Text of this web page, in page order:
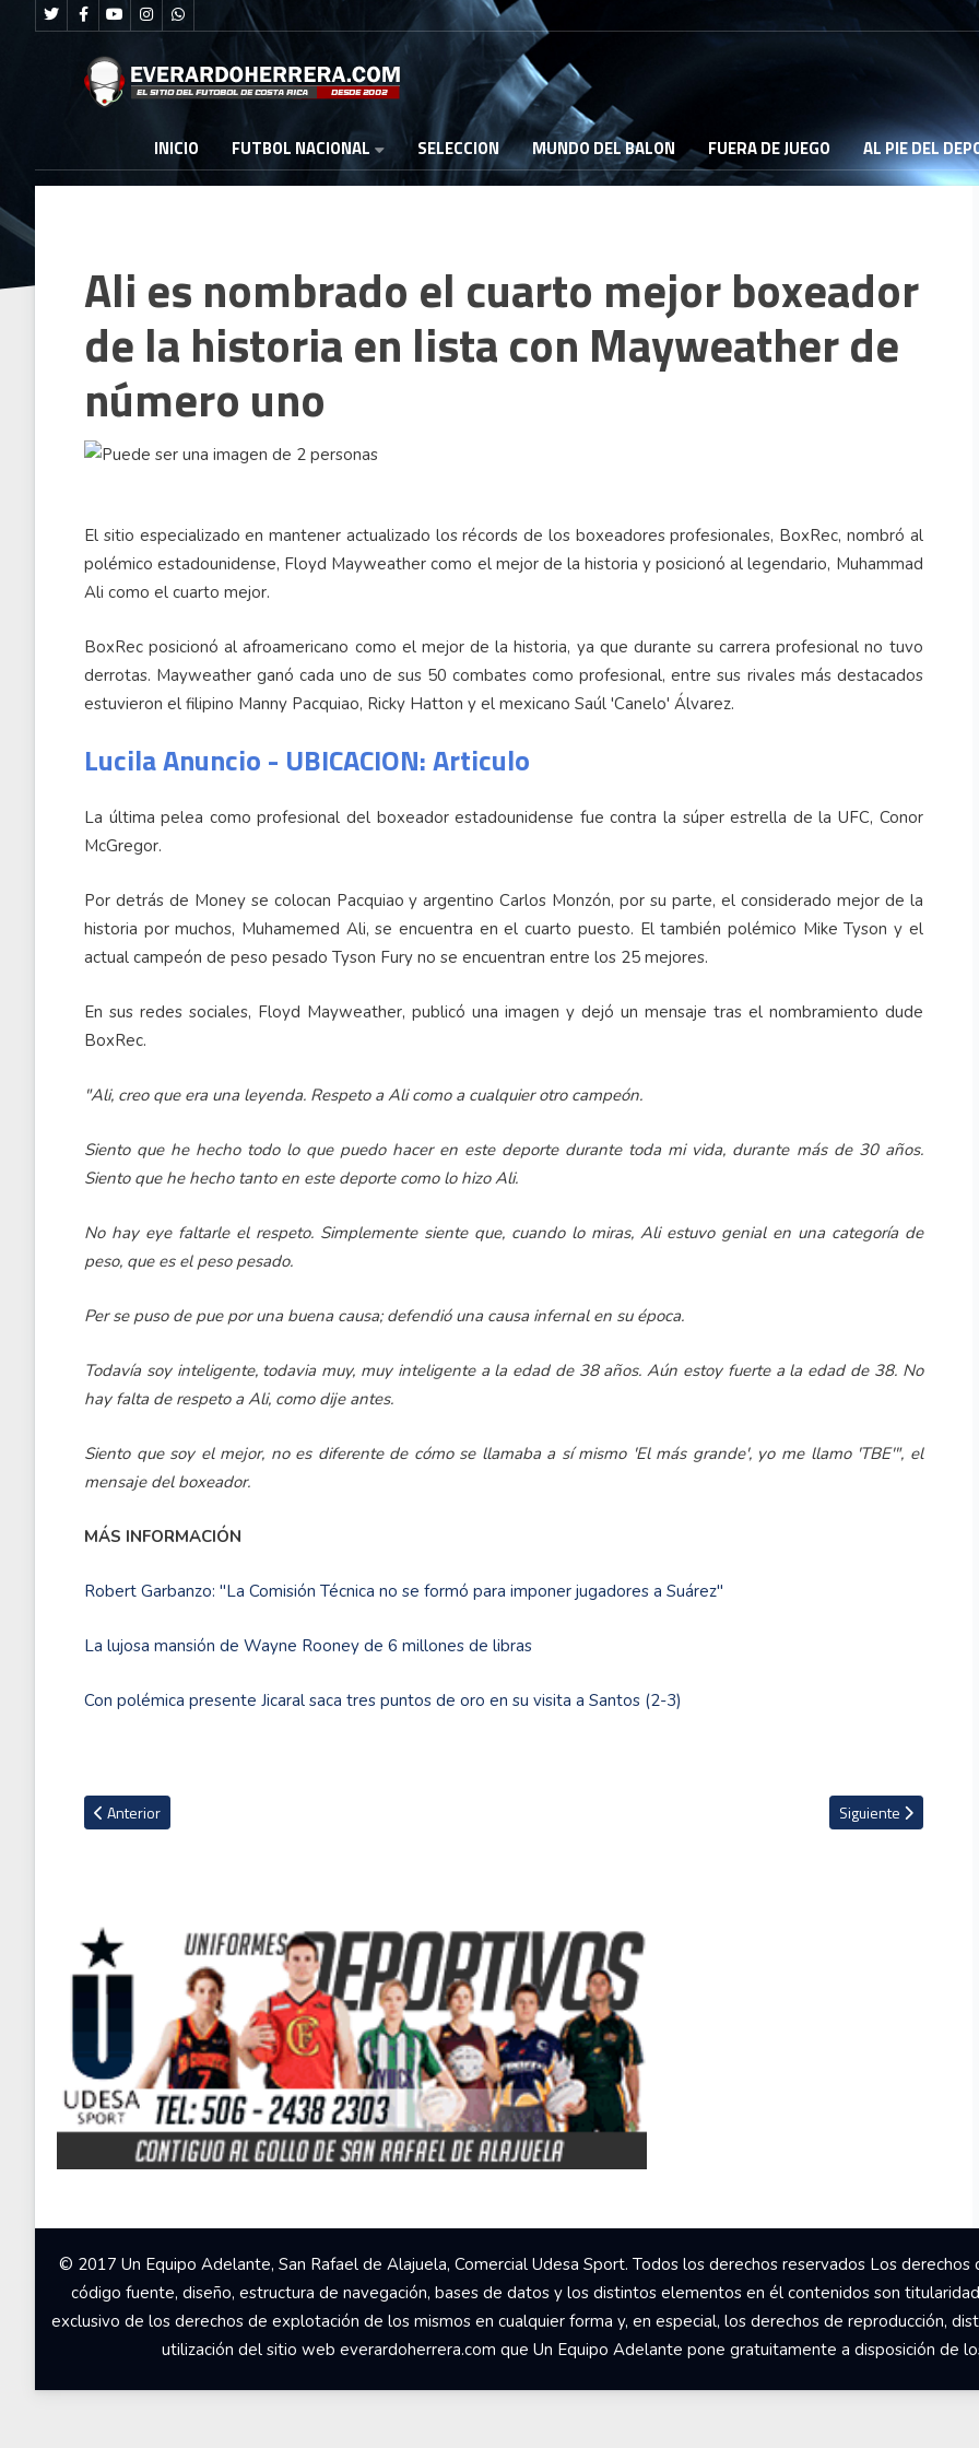
INICIO FUTBOL NACIONAL SELECCION MUNDO DEL BALON FUERA DE JUEGO AL PIE DEL
Ali es nombrado el cuarto mejor boxeador
de la historia en lista con Mayweather de
número uno
El sitio especializado en mantener actualizado los récords de los boxeadores profesionales, BoxRec, nombró al
polémico estadounidense, Floyd Mayweather como el mejor de la historia y posicionó al legendario, Muhammad
Ali como el cuarto mejor.
BoxRec posicionó al afroamericano como el mejor de la historia, ya que durante su carrera profesional no tuvo
derrotas. Mayweather ganó cada uno de sus 50 combates como profesional, entre sus rivales más destacados
estuvieron el filipino Manny Pacquiao, Ricky Hatton y el mexicano Saúl 'Canelo' Álvarez.
Lucila Anuncio - UBICACION: Articulo
La última pelea como profesional del boxeador estadounidense fue contra la súper estrella de la UFC, Conor
McGregor.
Por detrás de Money se colocan Pacquiao y argentino Carlos Monzón, por su parte, el considerado mejor de la
historia por muchos, Muhamemed Ali, se encuentra en el cuarto puesto. El también polémico Mike Tyson y el
actual campeón de peso pesado Tyson Fury no se encuentran entre los 25 mejores.
En sus redes sociales, Floyd Mayweather, publicó una imagen y dejó un mensaje tras el nombramiento dude
BoxRec.
"Ali, creo que era una leyenda. Respeto a Ali como a cualquier otro campeón.
Siento que he hecho todo lo que puedo hacer en este deporte durante toda mi vida, durante más de 30 años.
Siento que he hecho tanto en este deporte como lo hizo Ali.
No hay eye faltarle el respeto. Simplemente siente que, cuando lo miras, Ali estuvo genial en una categoría de
peso, que es el peso pesado.
Per se puso de pue por una buena causa; defendió una causa infernal en su época.
Todavía soy inteligente, todavia muy, muy inteligente a la edad de 38 años. Aún estoy fuerte a la edad de 38. No
hay falta de respeto a Ali, como dije antes.
Siento que soy el mejor, no es diferente de cómo se llamaba a sí mismo 'El más grande', yo me llamo 'TBE'", el
mensaje del boxeador.
MÁS INFORMACIÓN
Robert Garbanzo: ''La Comisión Técnica no se formó para imponer jugadores a Suárez''
La lujosa mansión de Wayne Rooney de 6 millones de libras
Con polémica presente Jicaral saca tres puntos de oro en su visita a Santos (2-3)
Artículo anterior: Bravos y Astros inician este martes el camino por el título de Serie Mundial
Anterior Artículo siguiente:
Siguiente
© 2017 Un Equipo Adelante, San Rafael de Alajuela, Comercial Udesa Sport. Todos los derechos reservados Los
código fuente, diseño, estructura de navegación, bases de datos y los distintos elementos en él contenidos son
exclusivo de los derechos de explotación de los mismos en cualquier forma y, en especial, los derechos de reproducción,
utilización del sitio web everardoherrera.com que Un Equipo Adelante pone gratuitamente a disposición de